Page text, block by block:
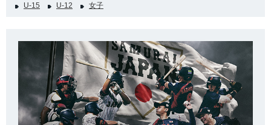
U-15
U-12 女子